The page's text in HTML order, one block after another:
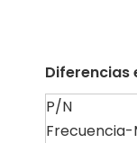
Diferencias
P/N
Frecuencia-